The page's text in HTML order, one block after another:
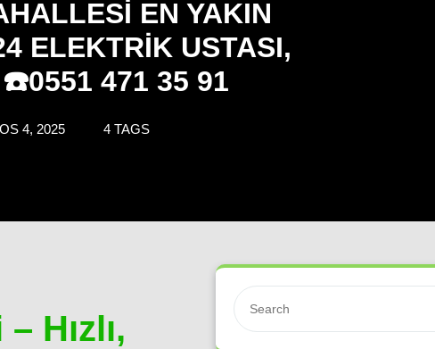
EN YAKIN
ELEKTRIK USTASI,
471 35 91
4, 2025 4 TAGS
Hızlı,